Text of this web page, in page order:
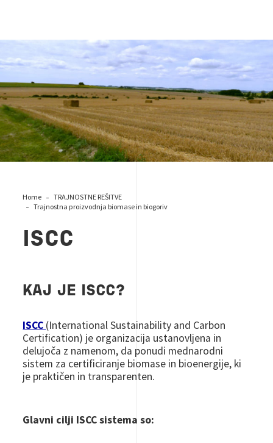
ISCC EU
Home
TRAJNOSTNE REŠITVE
Trajnostna proizvodnja biomase in biogoriv
ISCC
KAJ JE ISCC?
ISCC (International Sustainability and Carbon
Certification) je organizacija ustanovljena in
delujoča z namenom, da ponudi mednarodni
sistem za certificiranje biomase in bioenergije, ki
je praktičen in transparenten.
Glavni cilji ISCC sistema so: